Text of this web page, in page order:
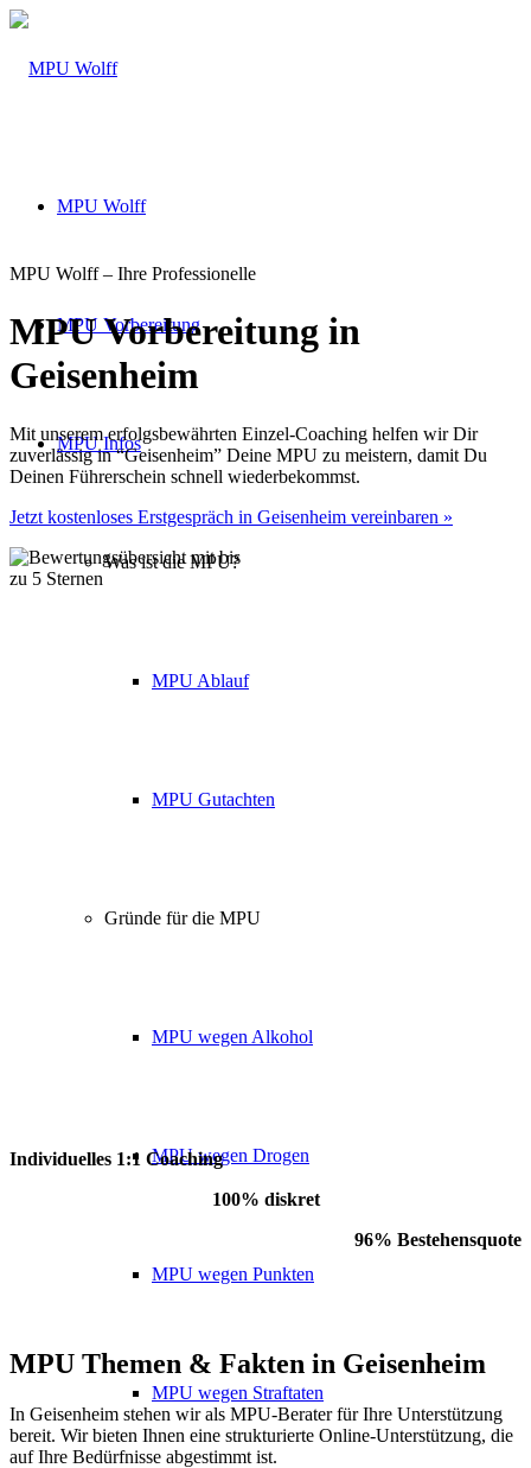
MPU Wolff
MPU Vorbereitung
MPU Infos
Was ist die MPU?
MPU Ablauf
MPU Gutachten
Gründe für die MPU
MPU wegen Alkohol
MPU wegen Drogen
MPU wegen Punkten
MPU wegen Straftaten
MPU Wolff – Ihre Professionelle
MPU Vorbereitung in
Geisenheim
Mit unserem erfolgsbewährten Einzel-Coaching helfen wir Dir
zuverlässig in “Geisenheim” Deine MPU zu meistern, damit Du
Deinen Führerschein schnell wiederbekommst.
Jetzt kostenloses Erstgespräch in Geisenheim vereinbaren »
Individuelles 1:1 Coaching
100% diskret
96% Bestehensquote
MPU Themen & Fakten in Geisenheim
In Geisenheim stehen wir als MPU-Berater für Ihre Unterstützung
bereit. Wir bieten Ihnen eine strukturierte Online-Unterstützung, die
auf Ihre Bedürfnisse abgestimmt ist.